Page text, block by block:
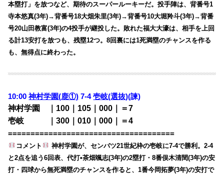
本塁打」を放つなど、期待のスーパールーキーだ。投手陣は、背番号1
寺本悠真(3年)→背番号18大畑朱里(3年)→背番号10大堀羚斗(3年)→背番
号20山田教富(3年)の4投手が継投した。敗れた福大大濠は、相手を上回
る計13安打を放つも、残塁12つ。8回裏には1死満塁のチャンスを作る
も、無得点に終わった。
10:00神村学園(鹿①) 7-4壱岐(選抜)(諫)
神村学園 ｜100｜105｜000｜＝7
壱岐 ｜300｜010｜000｜＝4
=====================================
コメント
神村学園が、センバツ21世紀枠の壱岐に7-4で勝利。2-4
と2点を追う6回表、代打•茶畑颯志(3年)の2塁打・8番俣木清閏(3年)の安
打・四球から無死満塁のチャンスを作ると、1番今岡拓夢(3年)の安打で